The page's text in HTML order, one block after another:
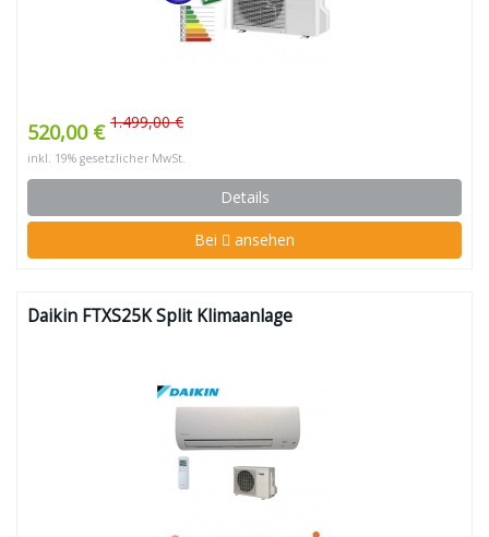
520,00 € 1.499,00 €
inkl. 19% gesetzlicher MwSt.
Details
Bei ansehen
Daikin FTXS25K Split Klimaanlage